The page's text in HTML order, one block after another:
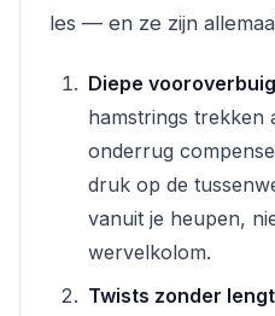
les — en ze zijn
Diepe
hamstrings trekken
onderrug
druk op de
vanuit je heupen,
wervelkolom.
Twists zonder